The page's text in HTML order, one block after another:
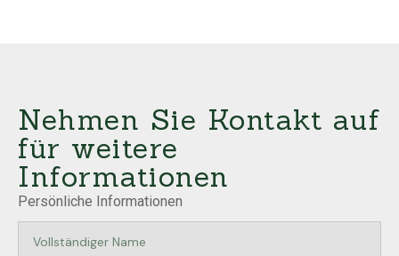
Nehmen Sie Kontakt auf
für weitere
Informationen
Persönliche Informationen